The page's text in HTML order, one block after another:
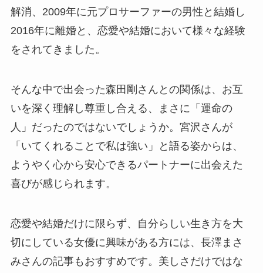
解消、2009年に元プロサーファーの男性と結婚し
2016年に離婚と、恋愛や結婚において様々な経験
をされてきました。
そんな中で出会った森田剛さんとの関係は、お互
いを深く理解し尊重し合える、まさに「運命の
人」だったのではないでしょうか。宮沢さんが
「いてくれることで私は強い」と語る姿からは、
ようやく心から安心できるパートナーに出会えた
喜びが感じられます。
恋愛や結婚だけに限らず、自分らしい生き方を大
切にしている女優に興味がある方には、長澤まさ
みさんの記事もおすすめです。美しさだけではな